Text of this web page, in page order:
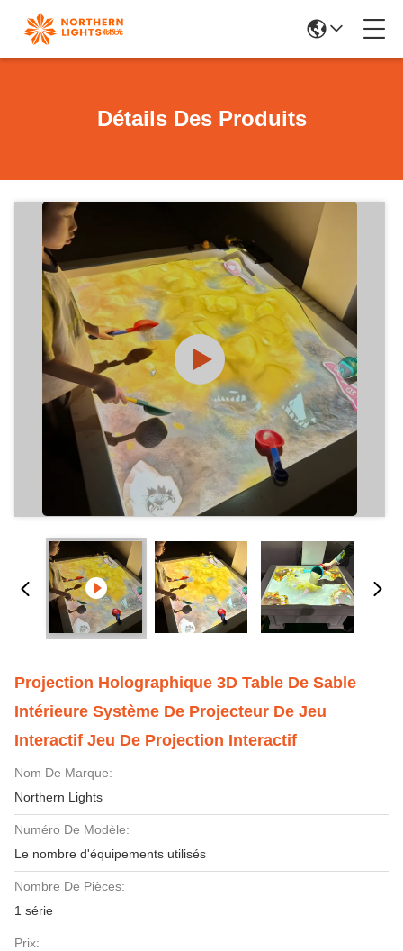
Détails Des Produits
Projection Holographique 3D Table De Sable
Intérieure Système De Projecteur De Jeu
Interactif Jeu De Projection Interactif
Nom De Marque:
Northern Lights
Numéro De Modèle:
Le nombre d'équipements utilisés
Nombre De Pièces:
1 série
Prix: